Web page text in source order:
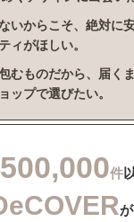
いからこそ、絶対に
ィがほしい。
むものだから、届く
ップで選びたい。
500,000件
が